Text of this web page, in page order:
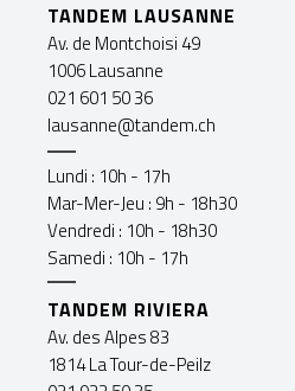
TANDEM LAUSANNE
Av. de Montchoisi 49
1006 Lausanne
021 601 50 36
lausanne@tandem.ch
Lundi : 10h - 17h
Mar-Mer-Jeu : 9h - 18h30
Vendredi : 10h - 18h30
Samedi : 10h - 17h
TANDEM RIVIERA
Av. des Alpes 83
1814 La Tour-de-Peilz